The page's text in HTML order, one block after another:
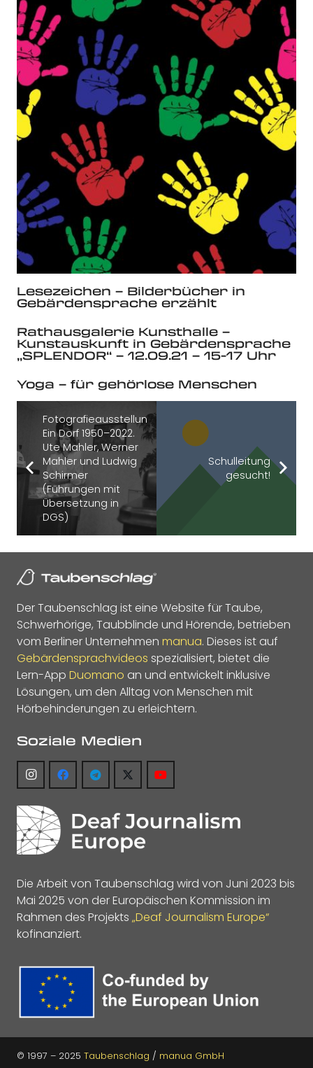
Lesezeichen – Bilderbücher in
Gebärdensprache erzählt
Rathausgalerie Kunsthalle –
Kunstauskunft in Gebärdensprache
„SPLENDOR“ – 12.09.21 – 15-17 Uhr
Yoga – für gehörlose Menschen
Fotografieausstellung:
Ein Dorf 1950–2022.
Ute Mahler, Werner
Mahler und Ludwig
Schirmer
(Führungen mit
Übersetzung in
DGS)
Schulleitung
gesucht!
Der Taubenschlag ist eine Website für Taube,
Schwerhörige, Taubblinde und Hörende, betrieben
vom Berliner Unternehmen manua. Dieses ist auf
Gebärdensprachvideos spezialisiert, bietet die
Lern-App Duomano an und entwickelt inklusive
Lösungen, um den Alltag von Menschen mit
Hörbehinderungen zu erleichtern.
Soziale Medien
Die Arbeit von Taubenschlag wird von Juni 2023 bis
Mai 2025 von der Europäischen Kommission im
Rahmen des Projekts „Deaf Journalism Europe“
kofinanziert.
© 1997 – 2025 Taubenschlag / manua GmbH